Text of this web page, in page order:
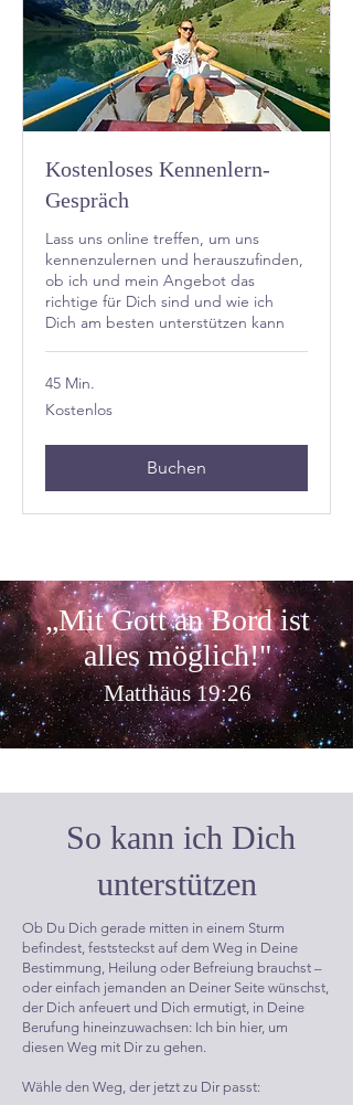
Kostenloses Kennenlern-
Gespräch
Lass uns online treffen, um uns
kennenzulernen und herauszufinden,
ob ich und mein Angebot das
richtige für Dich sind und wie ich
Dich am besten unterstützen kann
45 Min.
Kostenlos
Kostenlos
Buchen
„Mit Gott an Bord ist
alles möglich!"
Matthäus 19:26
So kann ich Dich
unterstützen
Ob Du Dich gerade mitten in einem Sturm
befindest, feststeckst auf dem Weg in Deine
Bestimmung, Heilung oder Befreiung brauchst –
oder einfach jemanden an Deiner Seite wünschst,
der Dich anfeuert und Dich ermutigt, in Deine
Berufung hineinzuwachsen: Ich bin hier, um
diesen Weg mit Dir zu gehen.
Wähle den Weg, der jetzt zu Dir passt: